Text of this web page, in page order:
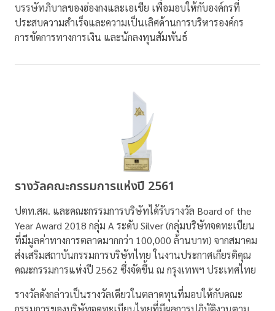
บรรษัทภิบาลของฮ่องกงและเอเชีย เพื่อมอบให้กับองค์กรที่
ประสบความสำเร็จและความเป็นเลิศด้านการบริหารองค์กร
การขัดการทางการเงิน และนักลงทุนสัมพันธ์
รางวัลคณะกรรมการแห่งปี 2561
ปตท.สผ. และคณะกรรมการบริษัทได้รับรางวัล Board of the
Year Award 2018 กลุ่ม A ระดับ Silver (กลุ่มบริษัทจดทะเบียน
ที่มีมูลค่าทางการตลาดมากกว่า 100,000 ล้านบาท) จากสมาคม
ส่งเสริมสถาบันกรรมการบริษัทไทย ในงานประกาศเกียรติคุณ
คณะกรรมการแห่งปี 2562 ซึ่งจัดขึ้น ณ กรุงเทพฯ ประเทศไทย
รางวัลดังกล่าวเป็นรางวัลเดียวในตลาดทุนที่มอบให้กับคณะ